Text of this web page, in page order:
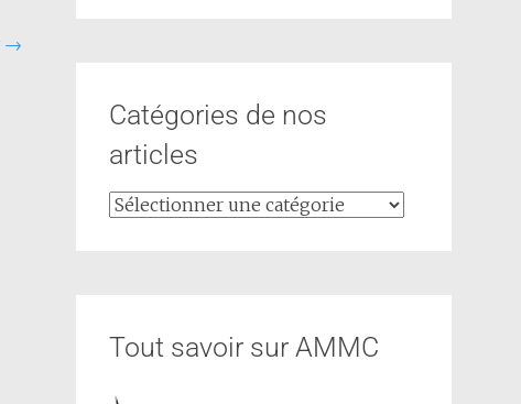
→
Catégories de nos
articles
Tout savoir sur AMMC